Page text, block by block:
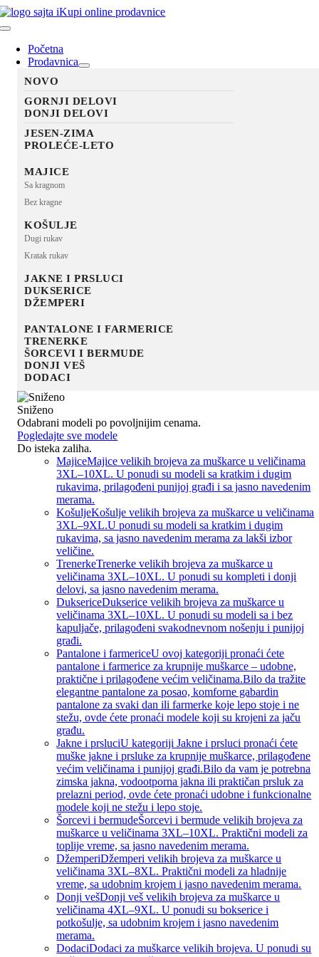
Skip
to
Toggle
NavigationPočetna
Prodavnica
NOVO
GORNJI DELOVI
DONJI DELOVI
JESEN-ZIMA
PROLEĆE-LETO
MAJICE
Sa kragnom
Bez kragne
KOŠULJE
Dugi rukav
Kratak rukav
JAKNE I PRSLUCI
DUKSERICE
DŽEMPERI
PANTALONE I FARMERICE
TRENERKE
ŠORCEVI I BERMUDE
DONJI VEŠ
DODACI
Sniženo
Odabrani modeli po povoljnijim cenama.
Pogledajte sve modele
Do isteka zaliha.
MajiceMajice velikih brojeva za muškarce u veličinama
3XL–10XL. U ponudi su modeli sa kratkim i dugim
rukavima, prilagođeni punijoj građi i sa jasno navedenim
merama.
KošuljeKošulje velikih brojeva za muškarce u veličinama
3XL–9XL.U ponudi su modeli sa kratkim i dugim
rukavima, sa jasno navedenim merama za lakši izbor
veličine.
TrenerkeTrenerke velikih brojeva za muškarce u
veličinama 3XL–10XL. U ponudi su kompleti i donji
delovi, sa jasno navedenim merama.
DuksericeDukserice velikih brojeva za muškarce u
veličinama 3XL–10XL. U ponudi su modeli sa i bez
kapuljače, prilagođeni svakodnevnom nošenju i punijoj
građi.
Pantalone i farmericeU ovoj kategoriji pronaći ćete
pantalone i farmerice za krupnije muškarce – udobne,
praktične i prilagođene većim veličinama.Bilo da tražite
elegantne pantalone za posao, komforne gabardin
pantalone za svaki dan ili farmerke koje lepo stoje i ne
stežu, ovde ćete pronaći modele koji su krojeni za jaču
građu.
Jakne i prsluciU kategoriji Jakne i prsluci pronaći ćete
muške jakne i prsluke za krupnije muškarce, prilagođene
većim veličinama i punijoj građi.Bilo da vam je potrebna
zimska jakna, vodootporna jakna ili praktičan prsluk za
prelazni period, ovde ćete pronaći udobne i funkcionalne
modele koji ne stežu i lepo stoje.
Šorcevi i bermudeŠorcevi i bermude velikih brojeva za
muškarce u veličinama 3XL–10XL. Praktični modeli za
toplije vreme, sa jasno navedenim merama.
DžemperiDžemperi velikih brojeva za muškarce u
veličinama 3XL–8XL. Praktični modeli za hladnije
vreme, sa udobnim krojem i jasno navedenim merama.
Donji vešDonji veš velikih brojeva za muškarce u
veličinama 4XL–9XL. U ponudi su bokserice i
potkošulje, sa udobnim krojem i jasno navedenim
merama.
DodaciDodaci za muškarce velikih brojeva. U ponudi su